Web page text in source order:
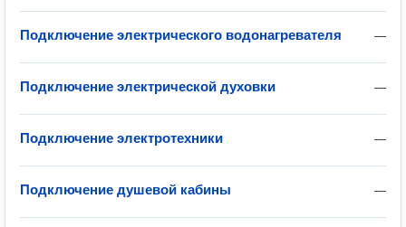
—
Подключение электрического водонагревателя
—
Подключение электрической духовки
—
Подключение электротехники
—
Подключение душевой кабины